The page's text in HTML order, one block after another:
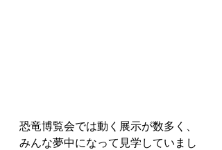
恐竜博覧会では動く展示が数多く、
みんな夢中になって見学していまし